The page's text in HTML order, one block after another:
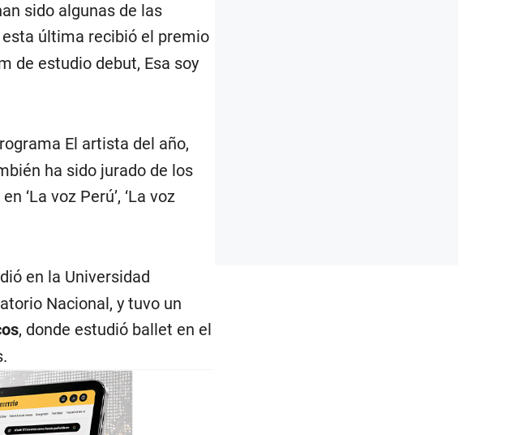
sido algunas de las
última recibió el premio
de estudio debut, Esa soy
El artista del año,
ha sido jurado de los
‘La voz Perú’, ‘La voz
en la Universidad
Nacional, y tuvo un
, donde estudió ballet en el